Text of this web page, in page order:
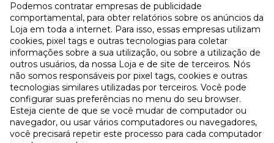
Podemos contratar empresas de publicidade
comportamental, para obter relatórios sobre os anúncios da
Loja em toda a internet. Para isso, essas empresas utilizam
cookies, pixel tags e outras tecnologias para coletar
informações sobre a sua utilização, ou sobre a utilização de
outros usuários, da nossa Loja e de site de terceiros. Nós
não somos responsáveis por pixel tags, cookies e outras
tecnologias similares utilizadas por terceiros. Você pode
configurar suas preferências no menu do seu browser.
Esteja ciente de que se você mudar de computador ou
navegador, ou usar vários computadores ou navegadores,
você precisará repetir este processo para cada computador